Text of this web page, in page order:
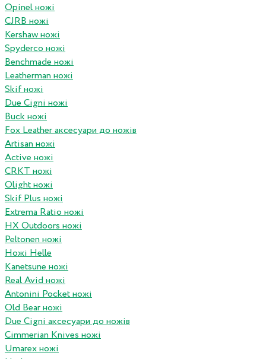
Opinel ножі
CJRB ножі
Kershaw ножі
Spyderco ножі
Benchmade ножі
Leatherman ножі
Skif ножі
Due Cigni ножі
Buck ножі
Fox Leather аксесуари до ножів
Artisan ножі
Active ножі
CRKT ножі
Olight ножі
Skif Plus ножі
Extrema Ratio ножі
HX Outdoors ножі
Peltonen ножі
Ножі Helle
Kanetsune ножі
Real Avid ножі
Antonini Pocket ножі
Old Bear ножі
Due Cigni аксесуари до ножів
Cimmerian Knives ножі
Umarex ножі